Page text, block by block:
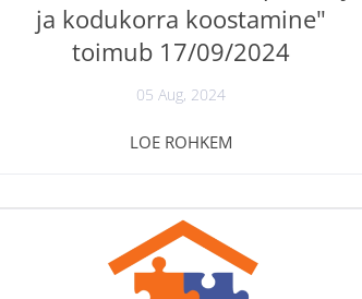
ja kodukorra koostamine"
toimub 17/09/2024
05 Aug, 2024
Koolitus " Korteriühistu põhikirja ja kodukorra
põhikirjale ja kodukorrale kehtestatud reeglitest
ning praktilisi nõuandeid nende koostamisel.
Koolitus „ Korteriühistu põhikirja ja kodukorra
koostamine “ on suunatud: korteriühistu
LOE ROHKEM